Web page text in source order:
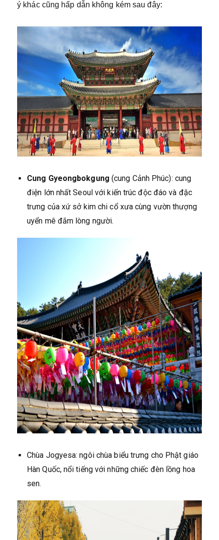
ý khác cũng hấp dẫn không kém sau đây:
Cung Gyeongbokgung (cung Cảnh Phúc): cung
điện lớn nhất Seoul với kiến trúc độc đáo và đặc
trưng của xứ sở kim chi cổ xưa cùng vườn thượng
uyển mê đắm lòng người.
Chùa Jogyesa: ngôi chùa biểu trưng cho Phật giáo
Hàn Quốc, nổi tiếng với những chiếc đèn lồng hoa
sen.